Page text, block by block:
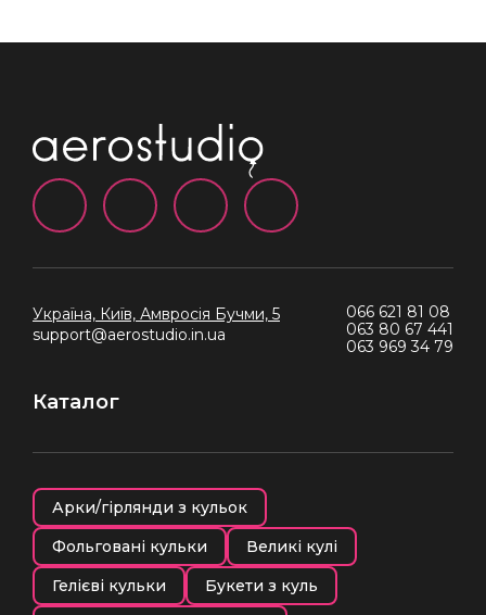
Україна, Київ, Амвросія Бучми, 5
support@aerostudio.in.ua
066 621 81 08
063 80 67 441
063 969 34 79
Каталог
Арки/гірлянди з кульок
Фольговані кульки
Великі кулі
Гелієві кульки
Букети з куль